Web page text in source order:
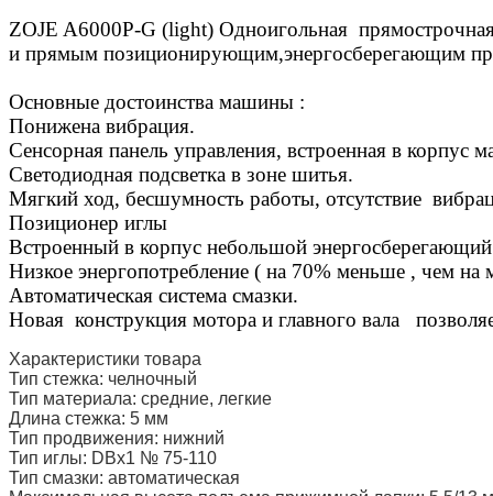
ZOJE A6000P-G (light) Одноигольная
и прямым позиционирующим,энергосберегающим
Основные достоинства машины :
Понижена вибрация.
Сенсорная панель управления, встроенная в корпус
Светодиодная подсветка в зоне шитья.
Мягкий ход, бесшумность работы, отсутствие
Позиционер иглы
Встроенный в корпус небольшой
Низкое энергопотребление ( на 70% меньше , чем
Автоматическая система смазки.
Новая конструкция мотора и главного вала
Характеристики товара
Тип стежка: челночный
Тип материала: средние, легкие
Длина стежка: 5 мм
Тип продвижения: нижний
Тип иглы: DВx1 № 75-110
Тип смазки: автоматическая